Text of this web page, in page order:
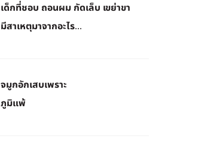
เด็กที่ชอบ ถอนผม กัดเล็บ เขย่าขา
มีสาเหตุมาจากอะไร...
จมูกอักเสบเพราะ
ภูมิแพ้